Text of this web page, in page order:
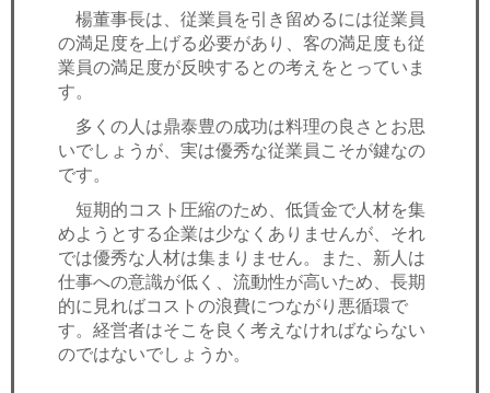
楊董事長は、従業員を引き留めるには従業員
の満足度を上げる必要があり、客の満足度も従
業員の満足度が反映するとの考えをとっていま
す。
多くの人は鼎泰豊の成功は料理の良さとお思
いでしょうが、実は優秀な従業員こそが鍵なの
です。
短期的コスト圧縮のため、低賃金で人材を集
めようとする企業は少なくありませんが、それ
では優秀な人材は集まりません。また、新人は
仕事への意識が低く、流動性が高いため、長期
的に見ればコストの浪費につながり悪循環で
す。経営者はそこを良く考えなければならない
のではないでしょうか。